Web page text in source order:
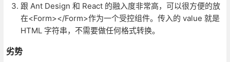
跟 Ant Design 和 React 的融入度非常高，可以很方便的放
在<Form></Form>作为一个受控组件。传入的 value 就是
HTML 字符串，不需要做任何格式转换。
劣势